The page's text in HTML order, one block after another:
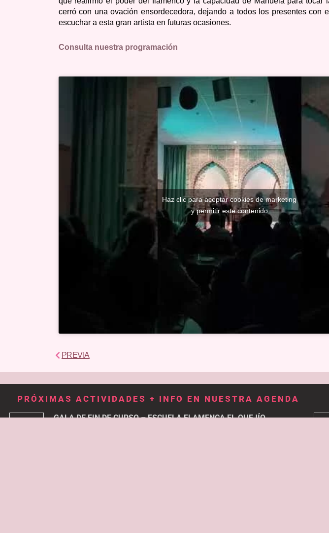
cerró con una ovación ensordecedora, dejando a todos los presentes con
escuchar a esta gran artista en futuras ocasiones.
Consulta nuestra programación
Haz clic para aceptar cookies de marketing
y permitir este contenido
AntPREVIA
PRÓXIMAS ACTIVIDADES + INFO EN NUESTRA AGENDA
GALA DE FIN DE CURSO – ESCUELA FLAMENCA EL QUEJÍO